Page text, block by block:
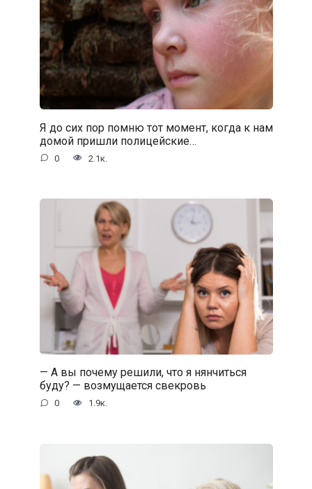
Я до сих пор помню тот момент, когда к нам
домой пришли полицейские…
0 2.1к.
— А вы почему решили, что я нянчиться
буду? — возмущается свекровь
0 1.9к.